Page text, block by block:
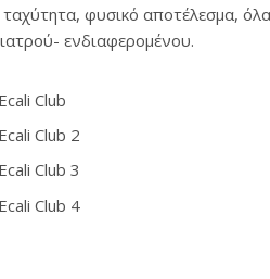
φυσικό αποτέλεσμα,
ενδιαφερομένου.